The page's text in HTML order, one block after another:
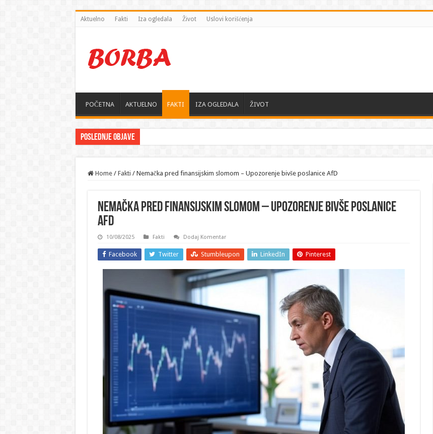
Aktuelno Fakti Iza ogledala Život Uslovi korišćenja
POČETNA AKTUELNO FAKTI IZA OGLEDALA ŽIVOT
Poslednje objave
Home / Fakti / Nemačka pred finansijskim slomom – Upozorenje bivše poslanice AfD
Nemačka pred finansijskim slomom – Upozorenje bivše poslanice
AfD
10/08/2025 Fakti Dodaj Komentar
Facebook Twitter Stumbleupon LinkedIn Pinterest